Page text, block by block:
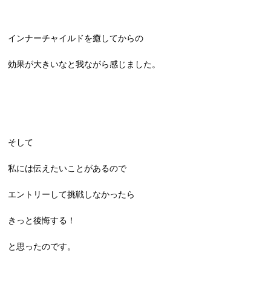
インナーチャイルドを癒してからの
効果が大きいなと我ながら感じました。
そして
私には伝えたいことがあるので
エントリーして挑戦しなかったら
きっと後悔する！
と思ったのです。